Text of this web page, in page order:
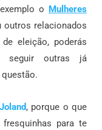
o Mulheres
relacionados
eleição, poderás
seguir outras já
Joland, porque o que
para te